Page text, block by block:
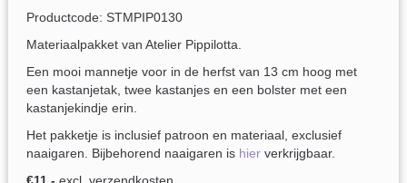
Productcode: STMPIP0130
Materiaalpakket van Atelier Pippilotta.
Een mooi mannetje voor in de herfst van 13 cm hoog met
een kastanjetak, twee kastanjes en een bolster met een
kastanjekindje erin.
Het pakketje is inclusief patroon en materiaal, exclusief
naaigaren. Bijbehorend naaigaren is hierverkrijgbaar.